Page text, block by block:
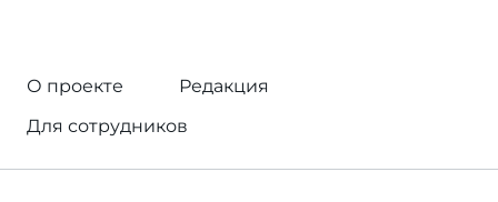
О проекте
Редакция
Для сотрудников